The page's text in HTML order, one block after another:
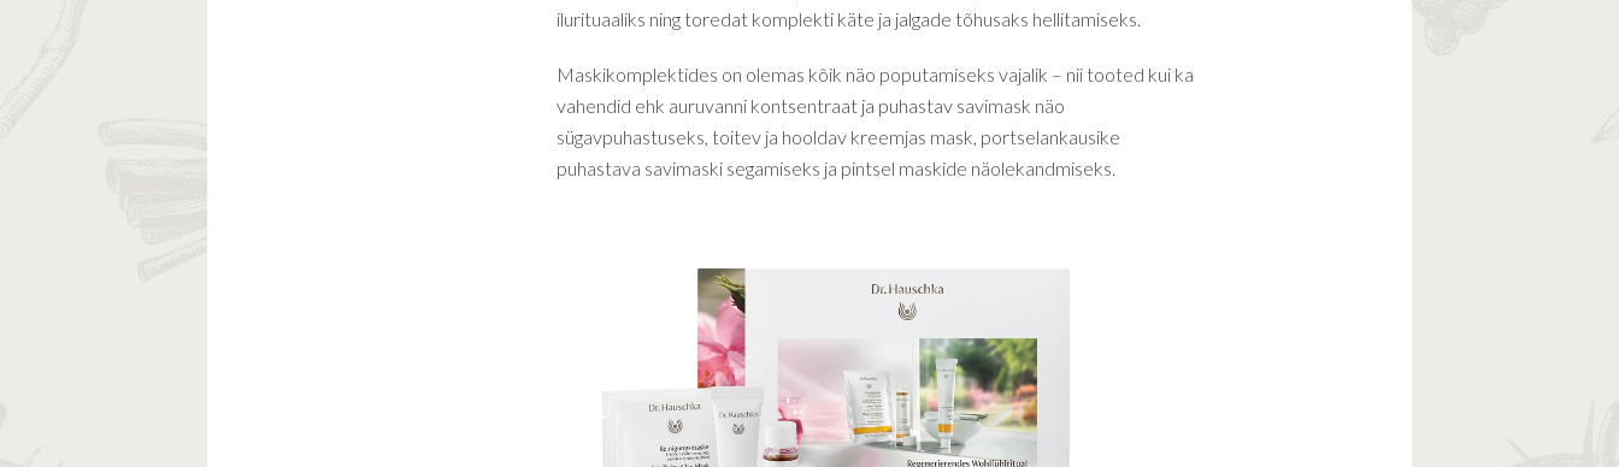
ilurituaaliks ning toredat komplekti käte ja jalgade tõhusaks hellitamiseks.
Maskikomplektides on olemas kõik näo poputamiseks vajalik – nii tooted kui ka
vahendid ehk auruvanni kontsentraat ja puhastav savimask näo
sügavpuhastuseks, toitev ja hooldav kreemjas mask, portselankausike
puhastava savimaski segamiseks ja pintsel maskide näolekandmiseks.